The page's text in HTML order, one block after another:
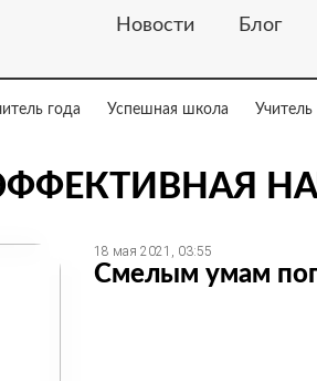
Новости Блог
года Успешная школа
18 мая 2021, 03:55
Смелым умам